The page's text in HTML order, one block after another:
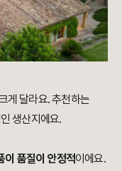
게 달라요. 추천하는
생산지에요.
이 품질이 안정적이에요.